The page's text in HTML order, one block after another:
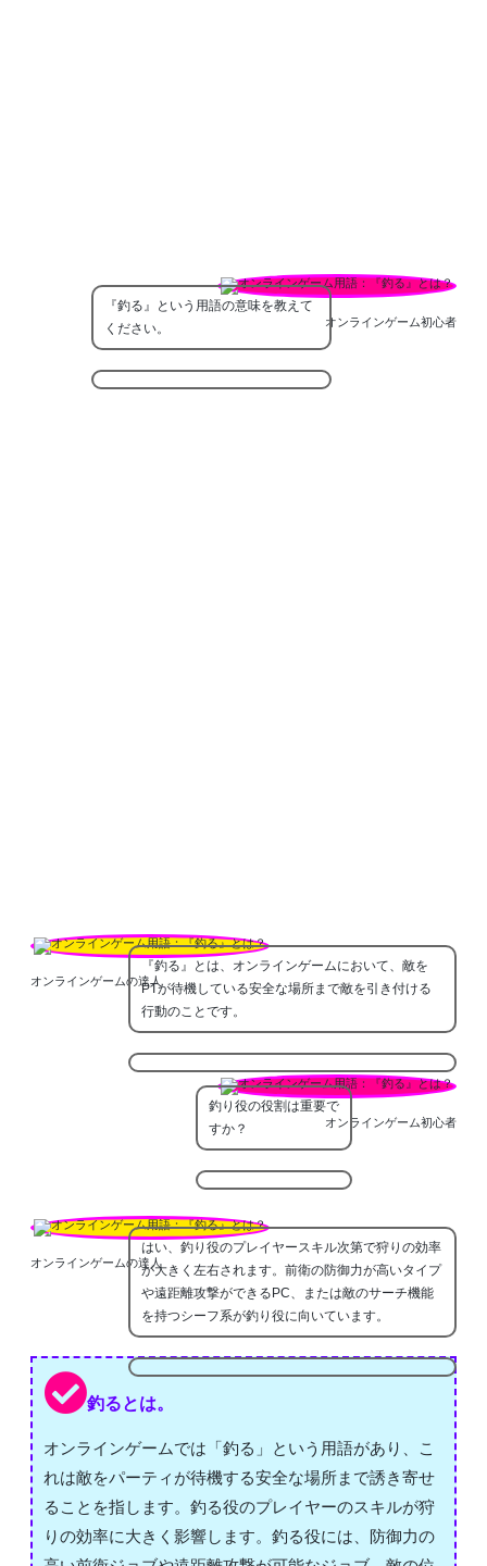
オンラインゲーム初心者
『釣る』という用語の意味を教えて
ください。
オンラインゲームの達人
『釣る』とは、オンラインゲームにおいて、敵を
PTが待機している安全な場所まで敵を引き付ける
行動のことです。
オンラインゲーム初心者
釣り役の役割は重要で
すか？
オンラインゲームの達人
はい、釣り役のプレイヤースキル次第で狩りの効率
が大きく左右されます。前衛の防御力が高いタイプ
や遠距離攻撃ができるPC、または敵のサーチ機能
を持つシーフ系が釣り役に向いています。
釣るとは。
オンラインゲームでは「釣る」という用語があり、こ
れは敵をパーティが待機する安全な場所まで誘き寄せ
ることを指します。釣る役のプレイヤーのスキルが狩
りの効率に大きく影響します。釣る役には、防御力の